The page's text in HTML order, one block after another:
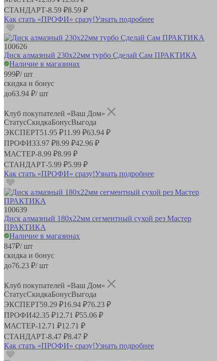
СТАНДАРТ-8.59 ₽8.59 ₽
Как стать «ПРОФИ» сразу!Узнать подробнее
100626
Диск алмазный 230х22мм турбо Сделай Сам ПРАКТИКА
Наличие в магазинах
999₽/ шт
скидка и бонус
до63.94 ₽/ шт
Клуб покупателей «Ваш Дом»
СтатусСкидкаБонусВыгода
ЭКСПЕРТ51.95 ₽11.99 ₽63.94 ₽
ПРОФИ33.97 ₽8.99 ₽42.96 ₽
МАСТЕР-8.99 ₽8.99 ₽
СТАНДАРТ-5.99 ₽5.99 ₽
Как стать «ПРОФИ» сразу!Узнать подробнее
100639
Диск алмазный 180х22мм сегментный сухой рез Мастер
ПРАКТИКА
Наличие в магазинах
847₽/ шт
скидка и бонус
до76.23 ₽/ шт
Клуб покупателей «Ваш Дом»
СтатусСкидкаБонусВыгода
ЭКСПЕРТ59.29 ₽16.94 ₽76.23 ₽
ПРОФИ42.35 ₽12.71 ₽55.06 ₽
МАСТЕР-12.71 ₽12.71 ₽
СТАНДАРТ-8.47 ₽8.47 ₽
Как стать «ПРОФИ» сразу!Узнать подробнее